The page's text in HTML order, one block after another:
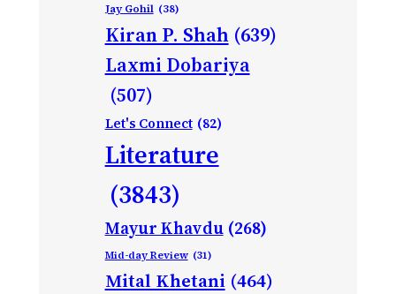
Jay Gohil (38)
Kiran P. Shah (639)
Laxmi Dobariya
(507)
Let's Connect (82)
Literature
(3843)
Mayur Khavdu (268)
Mid-day Review (31)
Mital Khetani (464)